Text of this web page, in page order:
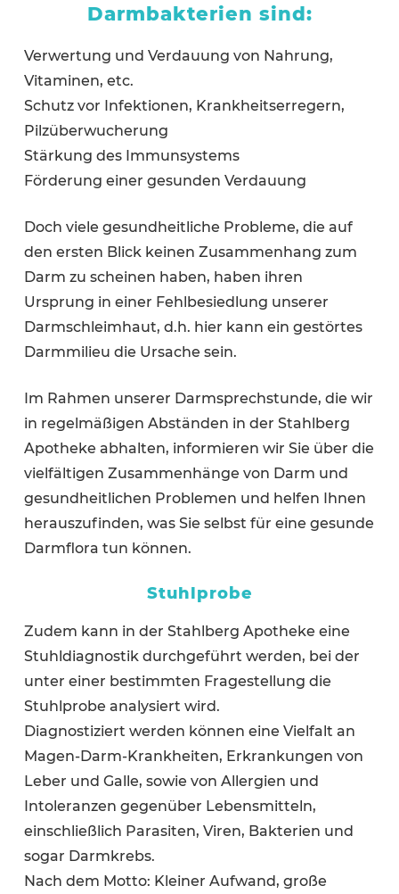
Darmbakterien sind:
Verwertung und Verdauung von Nahrung,
Vitaminen, etc.
Schutz vor Infektionen, Krankheitserregern,
Pilzüberwucherung
Stärkung des Immunsystems
Förderung einer gesunden Verdauung
Doch viele gesundheitliche Probleme, die auf
den ersten Blick keinen Zusammenhang zum
Darm zu scheinen haben, haben ihren
Ursprung in einer Fehlbesiedlung unserer
Darmschleimhaut, d.h. hier kann ein gestörtes
Darmmilieu die Ursache sein.
Im Rahmen unserer Darmsprechstunde, die wir
in regelmäßigen Abständen in der Stahlberg
Apotheke abhalten, informieren wir Sie über die
vielfältigen Zusammenhänge von Darm und
gesundheitlichen Problemen und helfen Ihnen
herauszufinden, was Sie selbst für eine gesunde
Darmflora tun können.
Stuhlprobe
Zudem kann in der Stahlberg Apotheke eine
Stuhldiagnostik durchgeführt werden, bei der
unter einer bestimmten Fragestellung die
Stuhlprobe analysiert wird.
Diagnostiziert werden können eine Vielfalt an
Magen-Darm-Krankheiten, Erkrankungen von
Leber und Galle, sowie von Allergien und
Intoleranzen gegenüber Lebensmitteln,
einschließlich Parasiten, Viren, Bakterien und
sogar Darmkrebs.
Nach dem Motto: Kleiner Aufwand, große